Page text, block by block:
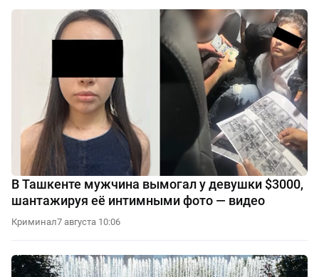
В Ташкенте мужчина вымогал у девушки $3000,
шантажируя её интимными фото — видео
Криминал7 августа 10:06